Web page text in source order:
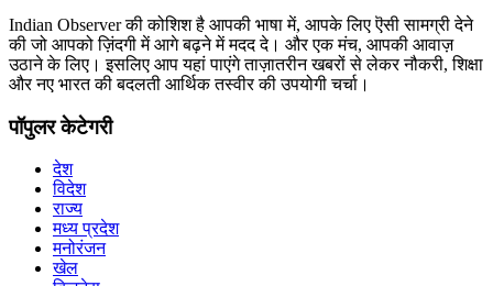
Indian Observer की कोशिश है आपकी भाषा में, आपके लिए ऎसी सामग्री देने
की जो आपको ज़िंदगी में आगे बढ़ने में मदद दे। और एक मंच, आपकी आवाज़
उठाने के लिए। इसलिए आप यहां पाएंगे ताज़ातरीन खबरों से लेकर नौकरी, शिक्षा
और नए भारत की बदलती आर्थिक तस्वीर की उपयोगी चर्चा।
पॉपुलर केटेगरी
देश
विदेश
राज्य
मध्य प्रदेश
मनोरंजन
खेल